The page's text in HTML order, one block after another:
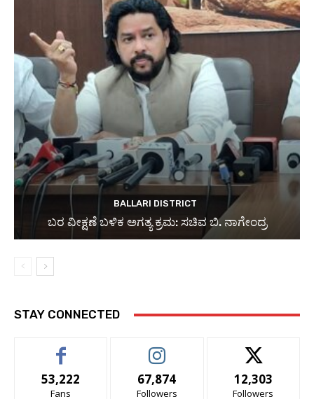
BALLARI DISTRICT
ಬರ ವೀಕ್ಷಣೆ ಬಳಿಕ ಅಗತ್ಯ ಕ್ರಮ: ಸಚಿವ ಬಿ. ನಾಗೇಂದ್ರ
STAY CONNECTED
53,222
Fans
67,874
Followers
12,303
Followers